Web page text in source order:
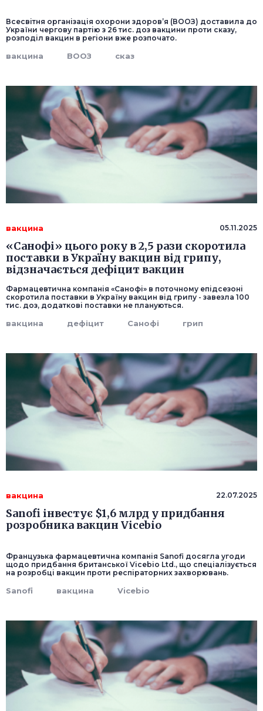
Всесвітня організація охорони здоров’я (ВООЗ) доставила до
України чергову партію з 26 тис. доз вакцини проти сказу,
розподіл вакцин в регіони вже розпочато.
вакцина ВООЗ сказ
вакцина 05.11.2025
«Санофі» цього року в 2,5 рази скоротила
поставки в Україну вакцин від грипу,
відзначається дефіцит вакцин
Фармацевтична компанія «Санофі» в поточному епідсезоні
скоротила поставки в Україну вакцин від грипу - завезла 100
тис. доз, додаткові поставки не плануються.
вакцина дефіцит Санофі грип
вакцина 22.07.2025
Sanofi інвестує $1,6 млрд у придбання
розробника вакцин Vicebio
Французька фармацевтична компанія Sanofi досягла угоди
щодо придбання британської Vicebio Ltd., що спеціалізується
на розробці вакцин проти респіраторних захворювань.
Sanofi вакцина Vicebio